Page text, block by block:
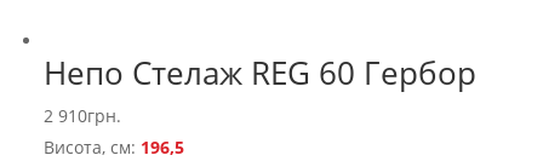
Непо Стелаж REG 60 Гербор
2 910грн.
Висота, см: 196,5